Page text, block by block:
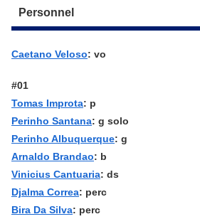
Personnel
Caetano Veloso: vo
#01
Tomas Improta: p
Perinho Santana: g solo
Perinho Albuquerque: g
Arnaldo Brandao: b
Vinicius Cantuaria: ds
Djalma Correa: perc
Bira Da Silva: perc